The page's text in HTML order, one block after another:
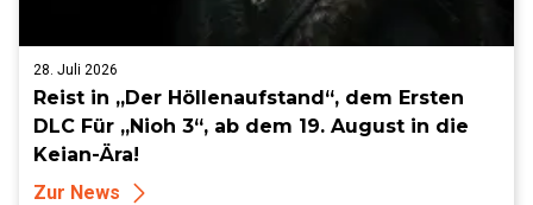
28. Juli 2026
Reist in „Der Höllenaufstand“, dem Ersten
DLC Für „Nioh 3“, ab dem 19. August in die
Keian-Ära!
Zur News